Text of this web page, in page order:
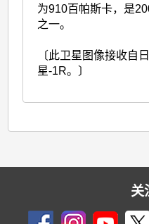
为910百帕斯卡，是
之一。
〔此卫星图像接收自
星-1R。〕
关